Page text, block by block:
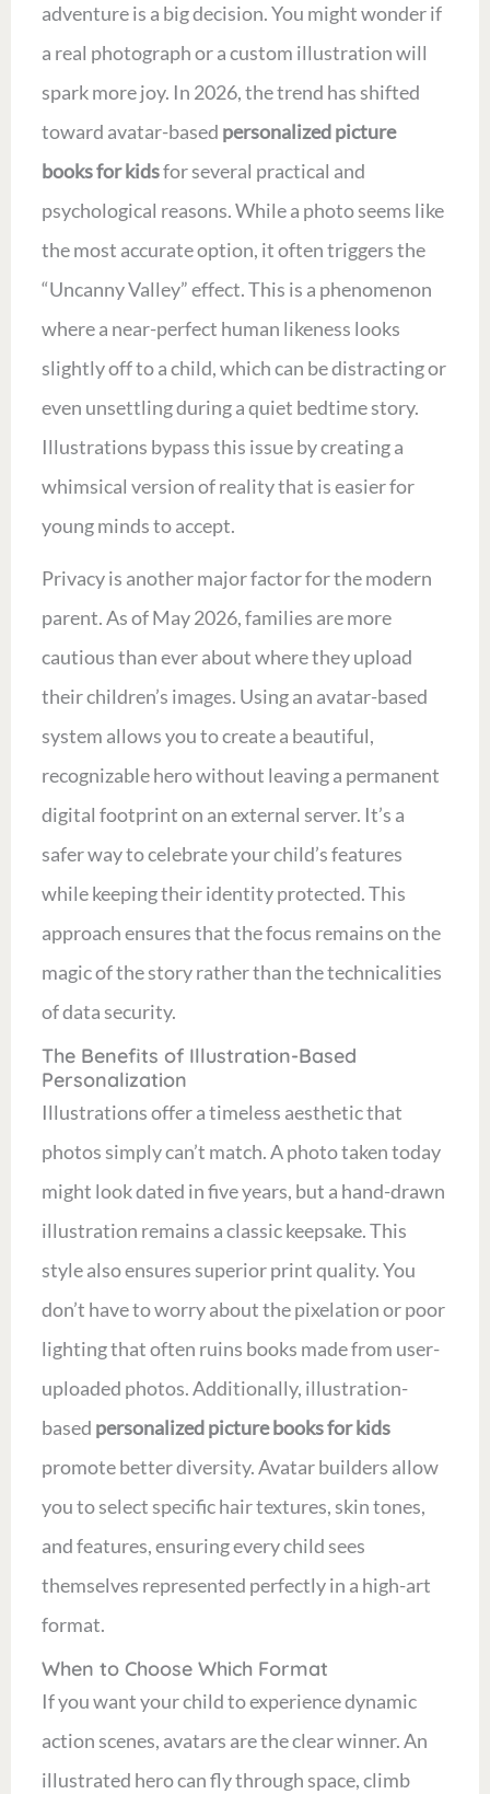
adventure is a big decision. You might wonder if
a real photograph or a custom illustration will
spark more joy. In 2026, the trend has shifted
toward avatar-based personalized picture
books for kidsfor several practical and
psychological reasons. While a photo seems like
the most accurate option, it often triggers the
“Uncanny Valley” effect. This is a phenomenon
where a near-perfect human likeness looks
slightly off to a child, which can be distracting or
even unsettling during a quiet bedtime story.
Illustrations bypass this issue by creating a
whimsical version of reality that is easier for
young minds to accept.
Privacy is another major factor for the modern
parent. As of May 2026, families are more
cautious than ever about where they upload
their children’s images. Using an avatar-based
system allows you to create a beautiful,
recognizable hero without leaving a permanent
digital footprint on an external server. It’s a
safer way to celebrate your child’s features
while keeping their identity protected. This
approach ensures that the focus remains on the
magic of the story rather than the technicalities
of data security.
The Benefits of Illustration-Based
Personalization
Illustrations offer a timeless aesthetic that
photos simply can’t match. A photo taken today
might look dated in five years, but a hand-drawn
illustration remains a classic keepsake. This
style also ensures superior print quality. You
don’t have to worry about the pixelation or poor
lighting that often ruins books made from user-
uploaded photos. Additionally, illustration-
based personalized picture books for kids
promote better diversity. Avatar builders allow
you to select specific hair textures, skin tones,
and features, ensuring every child sees
themselves represented perfectly in a high-art
format.
When to Choose Which Format
If you want your child to experience dynamic
action scenes, avatars are the clear winner. An
illustrated hero can fly through space, climb